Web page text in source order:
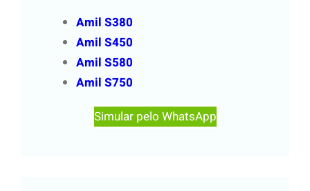
Amil S380
Amil S450
Amil S580
Amil S750
Simular pelo WhatsApp